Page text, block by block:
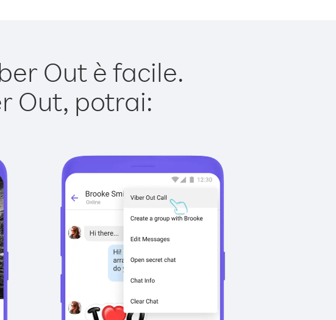
Out è facile.
Out, potrai: